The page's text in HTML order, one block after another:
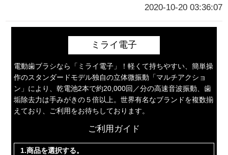
2020-10-20 03:36:07
ミライ電子
電動歯ブラシなら「ミライ電子」！軽くて持ちやすい、簡単操
作のスタンダードモデル独自の立体微振動「マルチアクショ
ン」により、乾電池2本で約20,000回／分の高速音波振動、歯
垢除去力は手みがきの５倍以上。世界有名なブランドを複数揃
えており、ご利用をお待ちしております。
ご利用ガイド
1.商品を選択する。